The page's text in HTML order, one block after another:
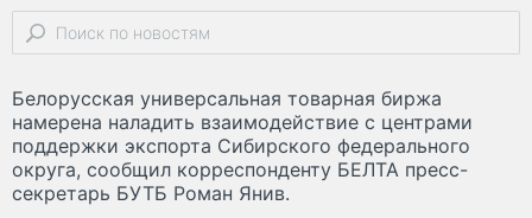
Белорусская универсальная товарная биржа
намерена наладить взаимодействие с центрами
поддержки экспорта Сибирского федерального
округа, сообщил корреспонденту БЕЛТА пресс-
секретарь БУТБ Роман Янив.